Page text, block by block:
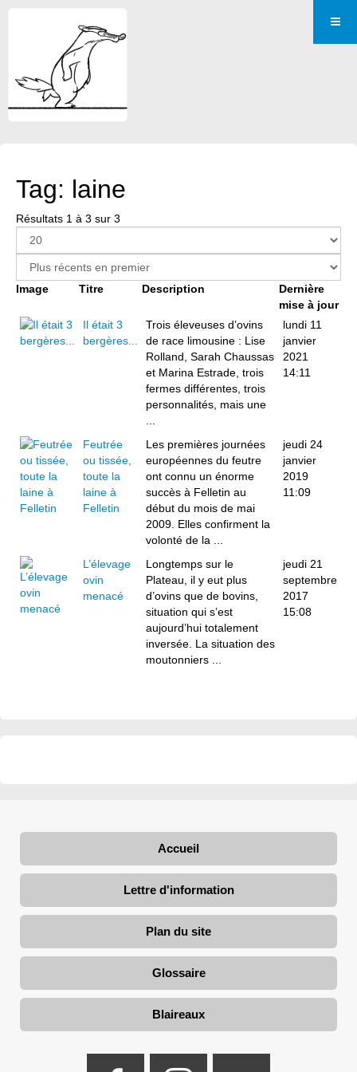
Tag: laine
Résultats 1 à 3 sur 3
Image Titre Description
Dernière
mise à jour
Il était 3
bergères...
Trois éleveuses d’ovins
de race limousine : Lise
Rolland, Sarah Chaussas
et Marina Estrade, trois
fermes différentes, trois
personnalités, mais une
lundi 11
janvier
2021
14:11
Feutrée
ou tissée,
toute la
laine à
Felletin
Les premières journées
européennes du feutre
ont connu un énorme
succès à Felletin au
début du mois de mai
2009. Elles confirment la
volonté de la ...
jeudi 24
janvier
2019
11:09
L’élevage
ovin
menacé
Longtemps sur le
Plateau, il y eut plus
d’ovins que de bovins,
situation qui s’est
aujourd’hui totalement
inversée. La situation des
moutonniers ...
jeudi 21
septembre
2017
15:08
Accueil
Lettre d'information
Plan du site
Glossaire
Blaireaux